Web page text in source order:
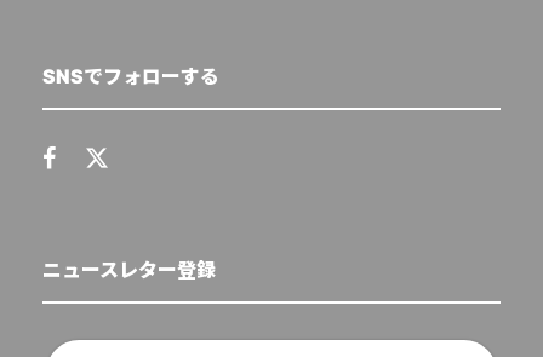
SNSでフォローする
ニュースレター登録